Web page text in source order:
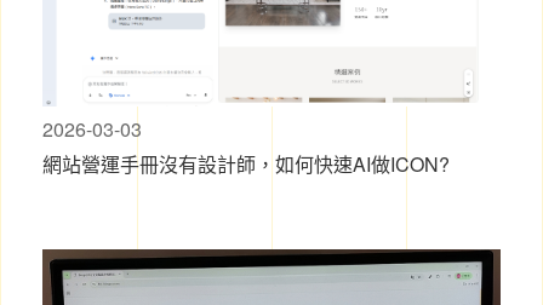
2026-03-03
網站營運手冊沒有設計師，如何快速AI做ICON?